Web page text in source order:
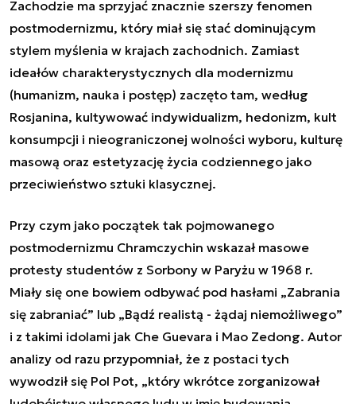
Zachodzie ma sprzyjać znacznie szerszy fenomen
postmodernizmu, który miał się stać dominującym
stylem myślenia w krajach zachodnich. Zamiast
ideałów charakterystycznych dla modernizmu
(humanizm, nauka i postęp) zaczęto tam, według
Rosjanina, kultywować indywidualizm, hedonizm, kult
konsumpcji i nieograniczonej wolności wyboru, kulturę
masową oraz estetyzację życia codziennego jako
przeciwieństwo sztuki klasycznej.
Przy czym jako początek tak pojmowanego
postmodernizmu Chramczychin wskazał masowe
protesty studentów z Sorbony w Paryżu w 1968 r.
Miały się one bowiem odbywać pod hasłami „Zabrania
się zabraniać” lub „Bądź realistą - żądaj niemożliwego”
i z takimi idolami jak Che Guevara i Mao Zedong. Autor
analizy od razu przypomniał, że z postaci tych
wywodził się Pol Pot, „który wkrótce zorganizował